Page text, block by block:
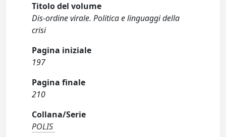
Titolo del volume
Dis-ordine virale. Politica e linguaggi della
crisi
Pagina iniziale
197
Pagina finale
210
Collana/Serie
POLIS